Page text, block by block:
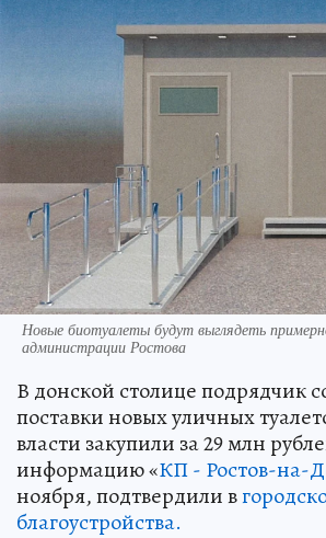
Новые биотуалеты будут выглядеть
администрации Ростова
В донской столице подрядчик
поставки новых уличных
власти закупили за 29 млн
информацию «КП - Ростов-на-
ноября, подтвердили в
благоустройства.